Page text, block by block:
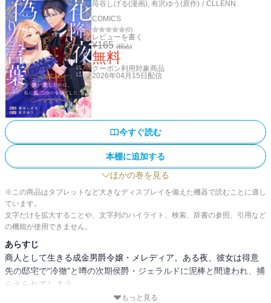
苺谷しげる(漫画), 有沢ゆう(原作) / CLLENN
COMICS
(0)
レビューを書く
¥165 (税込)
無料
クーポン利用対象商品
2026年04月15日 配信
今すぐ読む
本棚に追加する
ほかの巻を見る
※この商品はタブレットなど大きなディスプレイを備えた機器で読むことに適し
ています。
文字だけを拡大することや、文字列のハイライト、検索、辞書の参照、引用など
の機能が使用できません。
あらすじ
商人として生きる成金男爵令嬢・メレディア。ある夜、彼女は得意
先の邸宅で“冷徹”と噂の次期侯爵・ジェラルドに泥棒と間違われ、捕
らえられてしまう。
誤解は解けたものの、以来なぜか彼から熱烈に迫られる日々。彼の
もっと見る